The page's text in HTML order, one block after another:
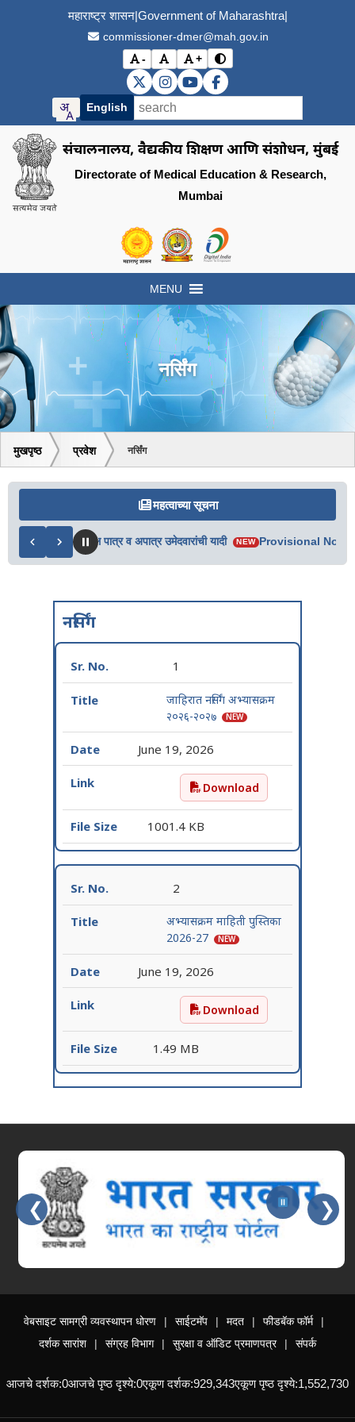
महाराष्ट्र शासन|Government of Maharashtra|
commissioner-dmer@mah.gov.in
-
अक्षर आकार कमी करा (Decrease font size)
मूळ अक्षर आकार (Reset font size)
+
अक्षर आकार वाढवा (Increase font
विरोधाभास मोड बदला
DMER X (Twitter)
DMER Instagram
DMER YouTube
DMER Facebook
English
संचालनालय, वैद्यकीय शिक्षण आणि संशोधन, मुंबई
Directorate of Medical Education & Research,
Mumbai
Visit the Government of Maharashtra
Visit the Directorate of
MENU
नर्सिंग
मुखपृष्ठ प्रवेश नर्सिंग
महत्वाच्या सूचना
1ल्या व 2ऱ्या फेरीतील पात्र व अपात्र उमेदवारांची यादी NEW Provisional Not
नर्सिंग
1
जाहिरात नर्सिंग अभ्यासक्रम
२०२६-२०२७
NEW
June 19, 2026
जाहिरात नर्सिंग अभ्यासक्रम
Download
1001.4 KB
2
अभ्यासक्रम माहिती पुस्तिका
2026-27
NEW
June 19, 2026
अभ्यासक्रम माहिती पुस्तिका
Download
1.49 MB
❮ ❯
वेबसाइट सामग्री व्यवस्थापन धोरण साईटमॅप मदत
फीडबॅक फॉर्म
दर्शक सारांश
संग्रह विभाग सुरक्षा व ऑडिट प्रमाणपत्र संपर्क
आजचे दर्शक:0आजचे पृष्ठ दृश्ये:0एकूण दर्शक:929,343एकूण पृष्ठ दृश्ये:1,552,730